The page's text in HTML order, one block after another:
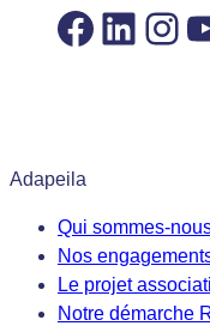
Adapeila
Qui sommes-
Nos
Le projet
Notre démarche